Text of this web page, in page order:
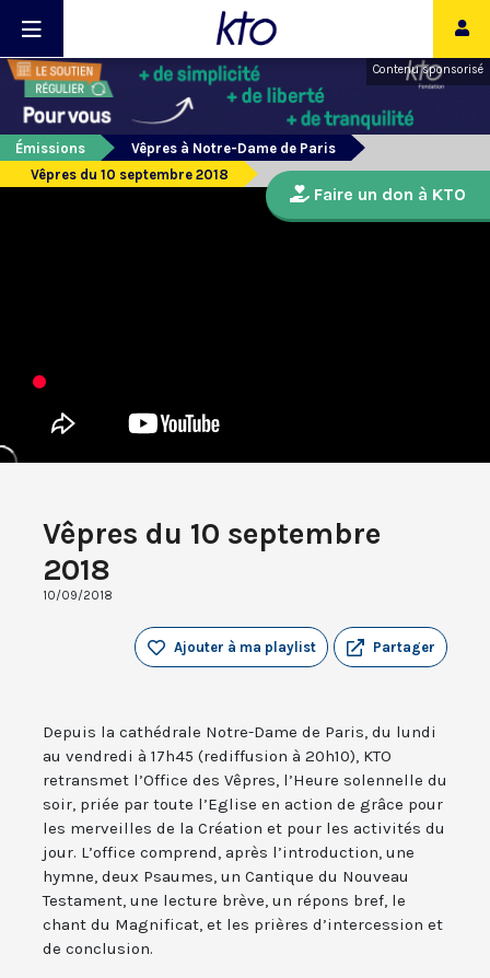
Contenu sponsorisé
Émissions
Vêpres à Notre-Dame de Paris
Vêpres du 10 septembre 2018
Vêpres du 10 septembre
2018
10/09/2018
Partager
Ajouter à ma playlist
Depuis la cathédrale Notre-Dame de Paris, du lundi
au vendredi à 17h45 (rediffusion à 20h10), KTO
retransmet l’Office des Vêpres, l’Heure solennelle du
soir, priée par toute l’Eglise en action de grâce pour
les merveilles de la Création et pour les activités du
jour. L’office comprend, après l’introduction, une
hymne, deux Psaumes, un Cantique du Nouveau
Testament, une lecture brève, un répons bref, le
chant du Magnificat, et les prières d’intercession et
de conclusion.
Faire un don à KTO